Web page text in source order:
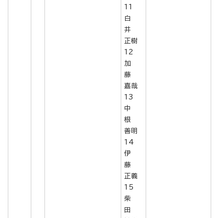
11
白
井
正樹
12
加
藤
嘉哉
13
中
根
善明
14
伊
藤
正義
15
柴
田